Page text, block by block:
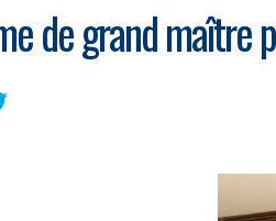
de grand maître